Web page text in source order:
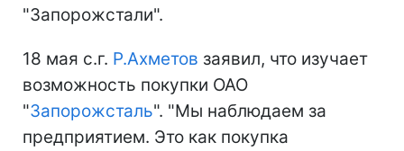
"Запорожстали".
18 мая с.г. Р.Ахметов заявил, что изучает
возможность покупки ОАО
"Запорожсталь". "Мы наблюдаем за
предприятием. Это как покупка